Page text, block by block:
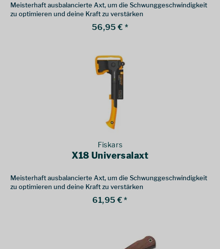
Meisterhaft ausbalancierte Axt, um die Schwunggeschwindigkeit
zu optimieren und deine Kraft zu verstärken
56,95 € *
Fiskars
X18 Universalaxt
Meisterhaft ausbalancierte Axt, um die Schwunggeschwindigkeit
zu optimieren und deine Kraft zu verstärken
61,95 € *